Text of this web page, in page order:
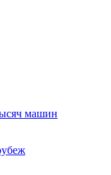
машин